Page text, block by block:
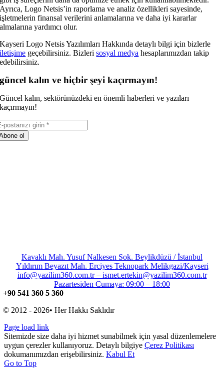
Ayrıca, Logo Netsis’in raporlama ve analiz özellikleri sayesinde,
işletmelerin finansal verilerini anlamalarına ve daha iyi kararlar
almalarına yardımcı olur.
Kayseri Logo Netsis Yazılımları Hakkında detaylı bilgi için bizlerle
iletişime geçebilirsiniz. Bizlerisosyal medya hesaplarımızdan takip
edebilirsiniz.
güncel kalın ve hiçbir şeyi kaçırmayın!
Güncel kalın, sektörünüzdeki en önemli haberleri ve yazıları
kaçırmayın!
ol
Kavaklı Mah. Yusuf Nalkesen Sok. Beylikdüzü / İstanbul
Yıldırım Beyazıt Mah. Erciyes Teknopark Melikgazi/Kayseri
info@yazilim360.com.tr – ismet.ertekin@yazilim360.com.tr
Pazartesiden Cumaya: 09:00 – 18:00
+90 541 360 5 360
© 2012 - 2026• Her Hakkı Saklıdır
Page load link
Sitemizde size daha iyi hizmet sunabilmek için yasal düzenlemelere
uygun çerezler kullanıyoruz. Detaylı bilgiye Çerez Politikası
dokumanımızdan erişebilirsiniz. Kabul Et
Go to Top